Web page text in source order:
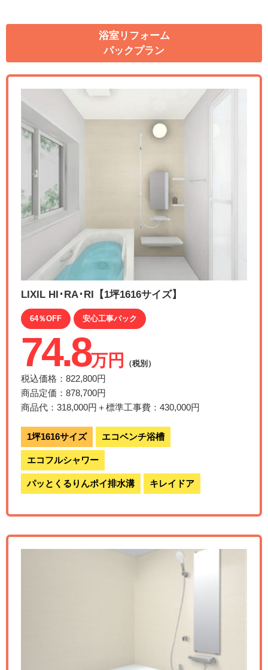
浴室リフォーム
パックプラン
LIXIL HI･RA･RI【1坪1616サイズ】
64％OFF 安心工事パック
74.8万円 （税別）
税込価格：822,800円
商品定価：878,700円
商品代：318,000円＋標準工事費：430,000円
1坪1616サイズ エコベンチ浴槽
エコフルシャワー
パッとくるりんポイ排水溝 キレイドア